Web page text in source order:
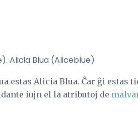
Alicia Blua (Aliceblue)
estas Alicia Blua. Ĉar ĝi
iujn el la atributoj de